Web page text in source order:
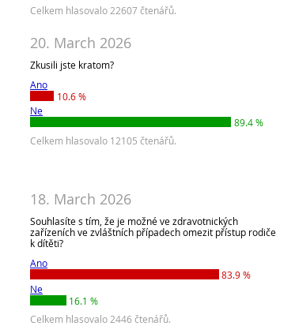
Celkem hlasovalo 22607 čtenářů.
20. March 2026
Zkusili jste kratom?
Ano
10.6 %
Ne
89.4 %
Celkem hlasovalo 12105 čtenářů.
18. March 2026
Souhlasíte s tím, že je možné ve zdravotnických
zařízeních ve zvláštních případech omezit přístup rodiče
k dítěti?
Ano
83.9 %
Ne
16.1 %
Celkem hlasovalo 2446 čtenářů.